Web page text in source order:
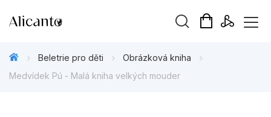
Beletrie pro děti
Obrázková kniha
Medvídek Pú - Malá kniha velkých mouder